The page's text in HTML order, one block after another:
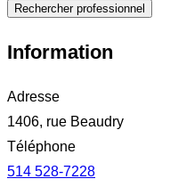
Rechercher professionnel
Information
Adresse
1406, rue Beaudry
Téléphone
514 528-7228